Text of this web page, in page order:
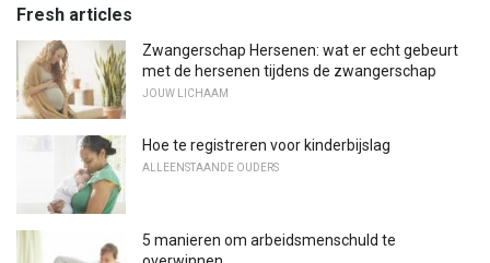
Fresh articles
Zwangerschap Hersenen: wat er echt gebeurt
met de hersenen tijdens de zwangerschap
JOUW LICHAAM
Hoe te registreren voor kinderbijslag
ALLEENSTAANDE OUDERS
5 manieren om arbeidsmenschuld te